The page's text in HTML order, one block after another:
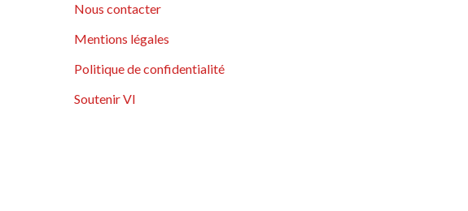
Nous contacter
Mentions légales
Politique de confidentialité
Soutenir VI